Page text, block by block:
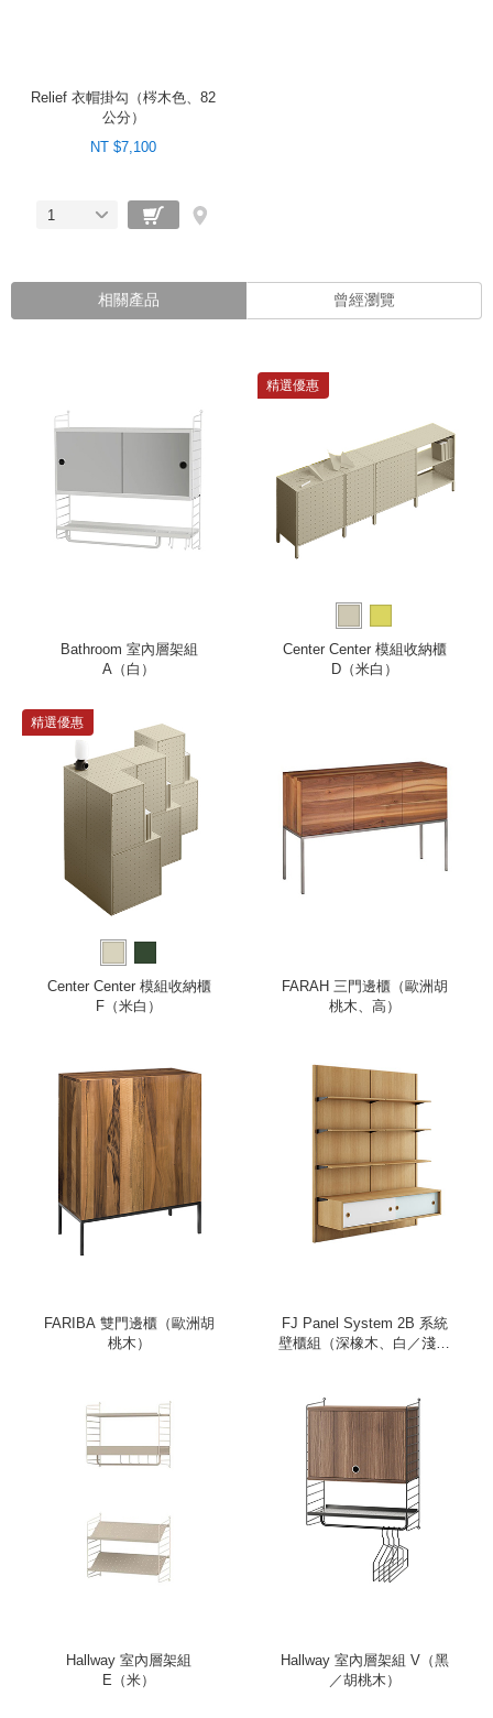
Relief 衣帽掛勾（梣木色、82
公分）
NT $7,100
1
相關產品 曾經瀏覽
Bathroom 室內層架組
A（白）
精選優惠
Center Center 模組收納櫃
D（米白）
精選優惠
Center Center 模組收納櫃
F（米白）
FARAH 三門邊櫃（歐洲胡
桃木、高）
FARIBA 雙門邊櫃（歐洲胡
桃木）
FJ Panel System 2B 系統
壁櫃組（深橡木、白／淺藍
Hallway 室內層架組
E（米）
Hallway 室內層架組 V（黑
／胡桃木）